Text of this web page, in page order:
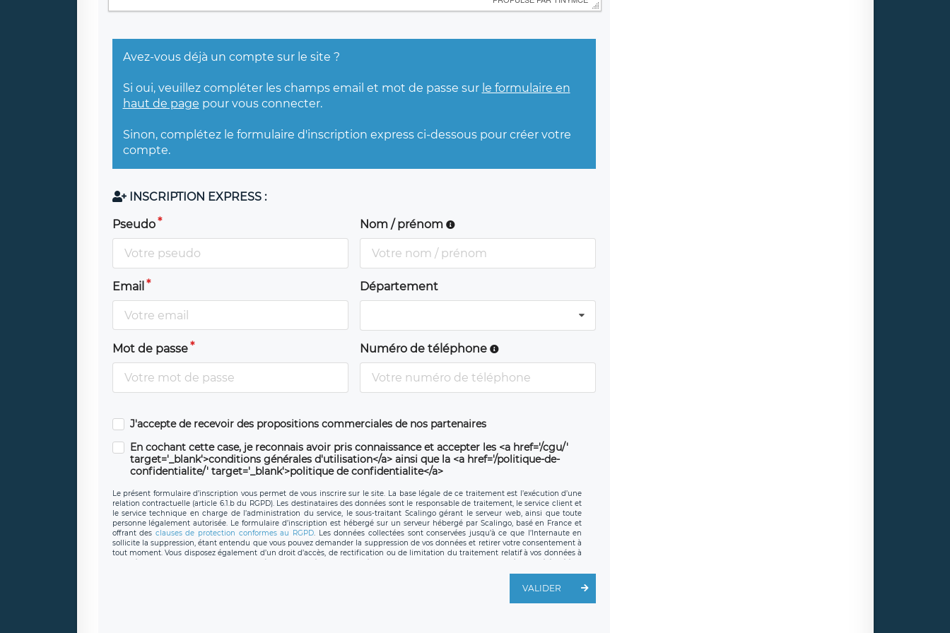
Avez-vous déjà un compte sur le site ?
Si oui, veuillez compléter les champs email et mot de passe sur le formulaire en
haut de page pour vous connecter.
Sinon, complétez le formulaire d'inscription express ci-dessous pour créer votre
compte.
INSCRIPTION EXPRESS :
Pseudo Nom / prénom
Email Département
Mot de passe Numéro de téléphone
J'accepte de recevoir des propositions commerciales de nos partenaires
En cochant cette case, je reconnais avoir pris connaissance et accepter les <a href='/cgu/'
target='_blank'>conditions générales d'utilisation</a> ainsi que la <a href='/politique-de-
confidentialite/' target='_blank'>politique de confidentialite</a>
Le présent formulaire d’inscription vous permet de vous inscrire sur le site. La base légale de ce traitement est l’exécution d’une
relation contractuelle (article 6.1.b du RGPD). Les destinataires des données sont le responsable de traitement, le service client et
le service technique en charge de l’administration du service, le sous-traitant Scalingo gérant le serveur web, ainsi que toute
personne légalement autorisée. Le formulaire d’inscription est hébergé sur un serveur hébergé par Scalingo, basé en France et
offrant des clauses de protection conformes au RGPD. Les données collectées sont conservées jusqu’à ce que l’Internaute en
sollicite la suppression, étant entendu que vous pouvez demander la suppression de vos données et retirer votre consentement à
tout moment. Vous disposez également d’un droit d’accès, de rectification ou de limitation du traitement relatif à vos données à
caractère personnel, ainsi que d’un droit à la portabilité de vos données. Vous pouvez exercer ces droits auprès du délégué à la
protection des données de LÉGAVOX qui exerce au siège social de LÉGAVOX et est joignable à l’adresse mail suivante :
joignable à l’adresse mail : responsabledetraitement@legavox.fr. Vous avez également le droit d’introduire une réclamation
VALIDER